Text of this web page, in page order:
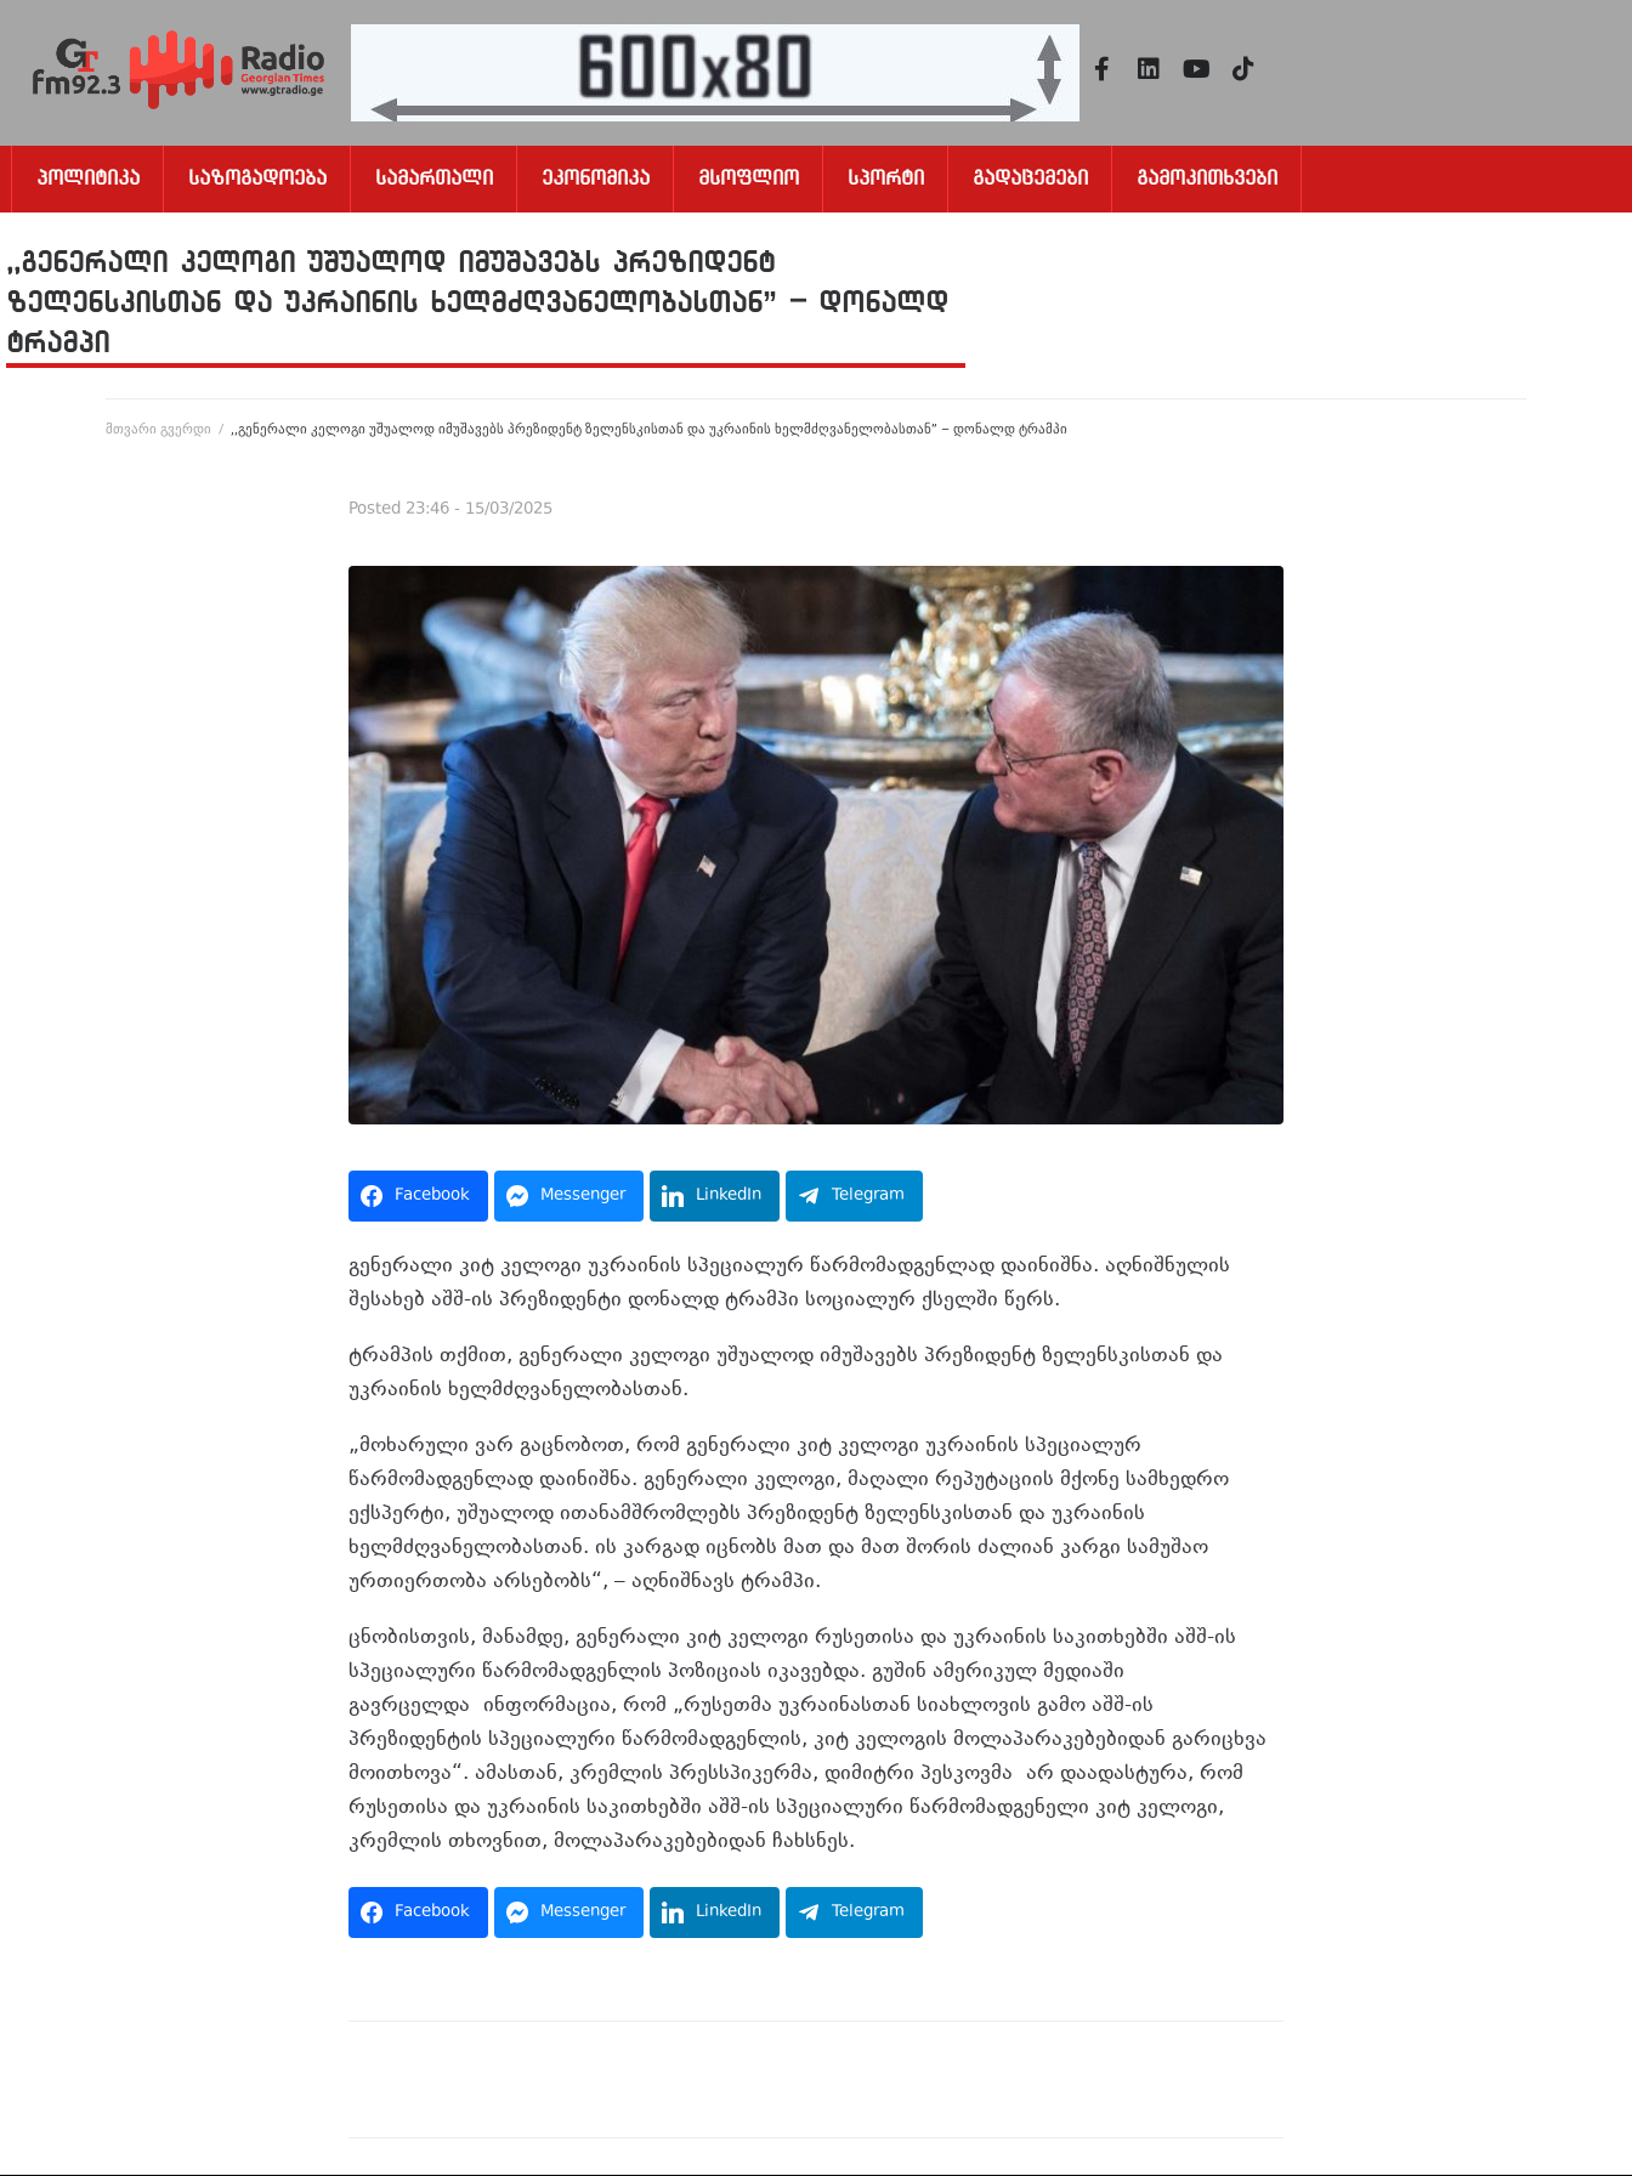
Პოლიტიკა Საზოგადოება Სამართალი Ეკონომიკა Მსოფლიო Სპორტი Გადაცემები Გამოკითხვები
,,გენერალი კელოგი უშუალოდ იმუშავებს პრეზიდენტ
ზელენსკისთან და უკრაინის ხელმძღვანელობასთან” – დონალდ
ტრამპი
მთვარი გვერდი / ,,გენერალი კელოგი უშუალოდ იმუშავებს პრეზიდენტ ზელენსკისთან და უკრაინის ხელმძღვანელობასთან” – დონალდ ტრამპი
Posted 23:46 - 15/03/2025
Facebook Messenger LinkedIn Telegram
გენერალი კიტ კელოგი უკრაინის სპეციალურ წარმომადგენლად დაინიშნა. აღნიშნულის
შესახებ აშშ-ის პრეზიდენტი დონალდ ტრამპი სოციალურ ქსელში წერს.
ტრამპის თქმით, გენერალი კელოგი უშუალოდ იმუშავებს პრეზიდენტ ზელენსკისთან და
უკრაინის ხელმძღვანელობასთან.
„მოხარული ვარ გაცნობოთ, რომ გენერალი კიტ კელოგი უკრაინის სპეციალურ
წარმომადგენლად დაინიშნა. გენერალი კელოგი, მაღალი რეპუტაციის მქონე სამხედრო
ექსპერტი, უშუალოდ ითანამშრომლებს პრეზიდენტ ზელენსკისთან და უკრაინის
ხელმძღვანელობასთან. ის კარგად იცნობს მათ და მათ შორის ძალიან კარგი სამუშაო
ურთიერთობა არსებობს“, – აღნიშნავს ტრამპი.
ცნობისთვის, მანამდე, გენერალი კიტ კელოგი რუსეთისა და უკრაინის საკითხებში აშშ-ის
სპეციალური წარმომადგენლის პოზიციას იკავებდა. გუშინ ამერიკულ მედიაში
გავრცელდა ინფორმაცია, რომ „რუსეთმა უკრაინასთან სიახლოვის გამო აშშ-ის
პრეზიდენტის სპეციალური წარმომადგენლის, კიტ კელოგის მოლაპარაკებებიდან გარიცხვა
მოითხოვა“. ამასთან, კრემლის პრესსპიკერმა, დიმიტრი პესკოვმა არ დაადასტურა, რომ
რუსეთისა და უკრაინის საკითხებში აშშ-ის სპეციალური წარმომადგენელი კიტ კელოგი,
კრემლის თხოვნით, მოლაპარაკებებიდან ჩახსნეს.
Facebook Messenger LinkedIn Telegram